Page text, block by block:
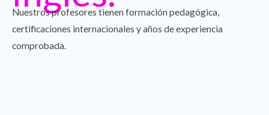
Nuestros profesores tienen formación pedagógica,
certificaciones internacionales y años de experiencia
comprobada.